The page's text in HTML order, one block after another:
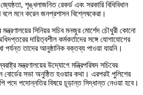
শৃঙ্খলাজনিত রেকর্ড এবং সরকারি বিধিবিধান
মনে করেন জনপ্রশাসন বিশ্লেষকেরা।
মন্ত্রণালয়ের সিনিয়র সচিব মনজুর মোর্শেদ চৌধুরী কোনো
দায়িত্বশীল কর্মকর্তাদের সঙ্গে যোগাযোগের
পর্যন্ত তাদের আনুষ্ঠানিক বক্তব্য পাওয়া যায়নি।
মন্ত্রণালয়ের উদ্যোগে মন্ত্রিপরিষদ সচিবের
বোর্ডের সভা অনুষ্ঠিত হওয়ার কথা। এরপরই পুলিশের
পদোন্নতির বিষয়ে চূড়ান্ত সিদ্ধান্ত নেওয়া হবে।